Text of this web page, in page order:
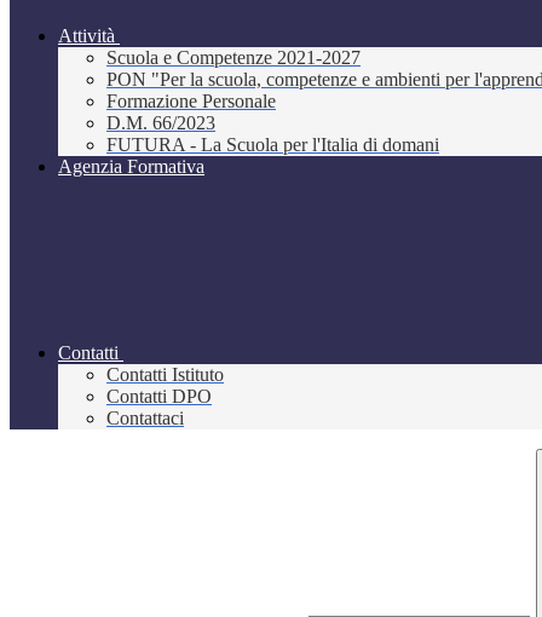
Attività
Scuola e Competenze 2021-2027
PON "Per la scuola, competenze e ambienti per
Formazione Personale
D.M. 66/2023
FUTURA - La Scuola per l'Italia di domani
Agenzia Formativa
Contatti
Contatti Istituto
Contatti DPO
Contattaci